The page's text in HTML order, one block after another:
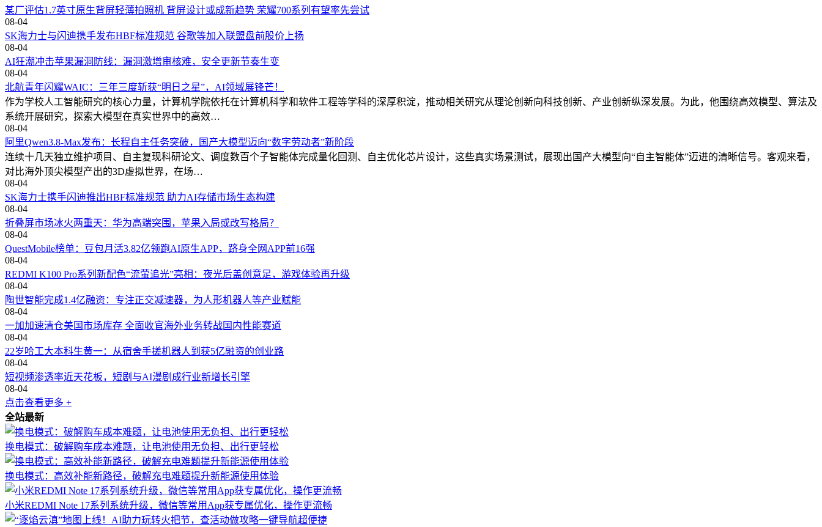
某厂评估1.7英寸原生背屏轻薄拍照机 背屏设计或成新趋势 荣耀700系列有望率先尝试
08-04
SK海力士与闪迪携手发布HBF标准规范 谷歌等加入联盟盘前股价上扬
08-04
AI狂潮冲击苹果漏洞防线：漏洞激增审核难，安全更新节奏生变
08-04
北航青年闪耀WAIC：三年三度斩获“明日之星”，AI领域展锋芒！
作为学校人工智能研究的核心力量，计算机学院依托在计算机科学和软件工程等学科的深厚积淀，推动相关研究从理论创新向科技创新、产业创新纵深发展。为此，他围绕高效模型、算法及
系统开展研究，探索大模型在真实世界中的高效…
08-04
阿里Qwen3.8-Max发布：长程自主任务突破，国产大模型迈向“数字劳动者”新阶段
连续十几天独立维护项目、自主复现科研论文、调度数百个子智能体完成量化回测、自主优化芯片设计，这些真实场景测试，展现出国产大模型向“自主智能体”迈进的清晰信号。客观来看，
对比海外顶尖模型产出的3D虚拟世界，在场…
08-04
SK海力士携手闪迪推出HBF标准规范 助力AI存储市场生态构建
08-04
折叠屏市场冰火两重天：华为高端突围，苹果入局或改写格局？
08-04
QuestMobile榜单：豆包月活3.82亿领跑AI原生APP，跻身全网APP前16强
08-04
REDMI K100 Pro系列新配色“流萤追光”亮相：夜光后盖创意足，游戏体验再升级
08-04
陶世智能完成1.4亿融资：专注正交减速器，为人形机器人等产业赋能
08-04
一加加速清仓美国市场库存 全面收官海外业务转战国内性能赛道
08-04
22岁哈工大本科生黄一：从宿舍手搓机器人到获5亿融资的创业路
08-04
短视频渗透率近天花板，短剧与AI漫剧成行业新增长引擎
08-04
点击查看更多 +
全站最新
换电模式：破解购车成本难题，让电池使用无负担、出行更轻松
换电模式：高效补能新路径，破解充电难题提升新能源使用体验
小米REDMI Note 17系列系统升级，微信等常用App获专属优化，操作更流畅